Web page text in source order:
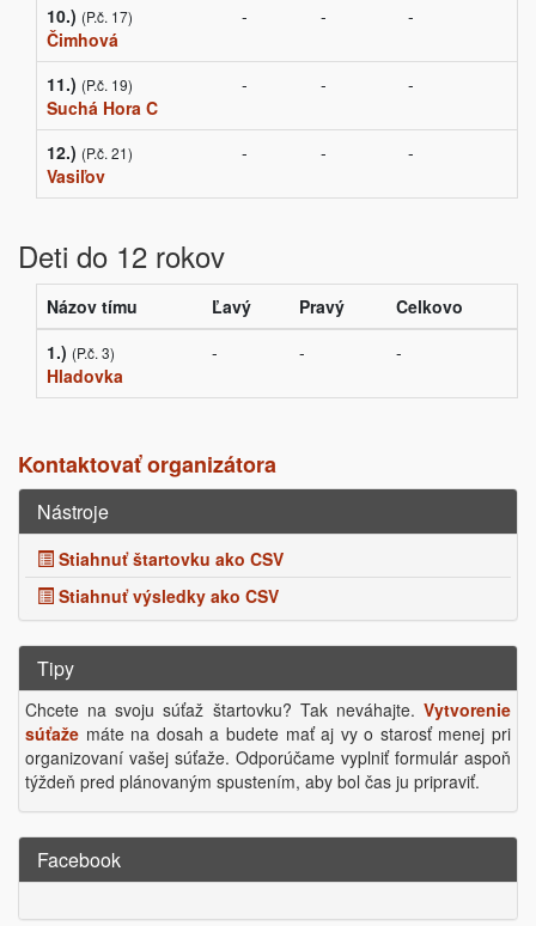
10.) (P.č. 17)
Čimhová
- - -
11.) (P.č. 19)
Suchá Hora C
- - -
12.) (P.č. 21)
Vasiľov
- - -
Deti do 12 rokov
Názov tímu Ľavý Pravý
Celkovo
1.) (P.č. 3)
Hladovka
- - -
Kontaktovať organizátora
Nástroje
Stiahnuť štartovku ako CSV
Stiahnuť výsledky ako CSV
Tipy
Chcete na svoju súťaž štartovku? Tak neváhajte. Vytvorenie
súťaže máte na dosah a budete mať aj vy o starosť menej pri
organizovaní vašej súťaže. Odporúčame vyplniť formulár aspoň
týždeň pred plánovaným spustením, aby bol čas ju pripraviť.
Facebook